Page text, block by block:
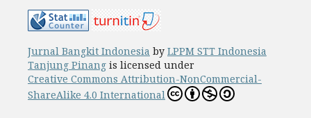
Jurnal Bangkit Indonesia by LPPM STT Indonesia
Tanjung Pinang is licensed under
Creative Commons Attribution-NonCommercial-
ShareAlike 4.0 International